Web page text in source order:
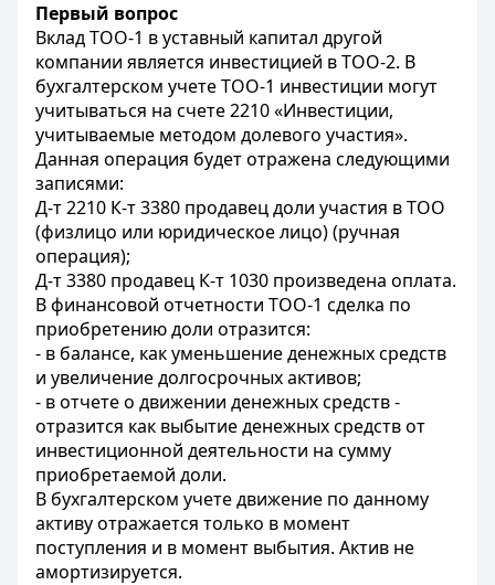
Первый вопрос
Вклад ТОО-1 в уставный капитал другой
компании является инвестицией в ТОО-2. В
бухгалтерском учете ТОО-1 инвестиции могут
учитываться на счете 2210 «Инвестиции,
учитываемые методом долевого участия».
Данная операция будет отражена следующими
записями:
Д-т 2210 К-т 3380 продавец доли участия в ТОО
(физлицо или юридическое лицо) (ручная
операция);
Д-т 3380 продавец К-т 1030 произведена оплата.
В финансовой отчетности ТОО-1 сделка по
приобретению доли отразится:
- в балансе, как уменьшение денежных средств
и увеличение долгосрочных активов;
- в отчете о движении денежных средств -
отразится как выбытие денежных средств от
инвестиционной деятельности на сумму
приобретаемой доли.
В бухгалтерском учете движение по данному
активу отражается только в момент
поступления и в момент выбытия. Актив не
амортизируется.